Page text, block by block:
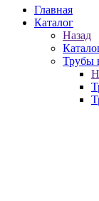
Главная
Каталог
Назад
Трубы